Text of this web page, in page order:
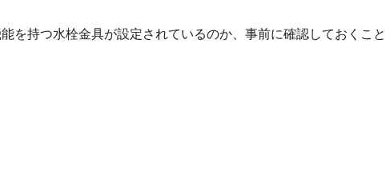
を持つ水栓金具が設定されているのか、事前に確認しておくこと